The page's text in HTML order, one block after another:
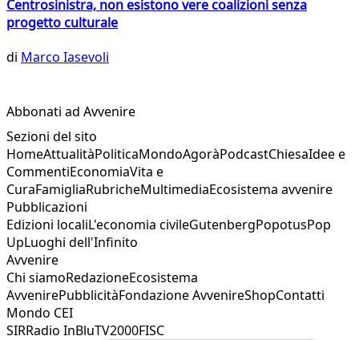
Centrosinistra, non esistono vere coalizioni senza
progetto culturale
di Marco Iasevoli
Abbonati ad Avvenire
Sezioni del sito
HomeAttualitàPoliticaMondoAgoràPodcastChiesaIdee e
CommentiEconomiaVita e
CuraFamigliaRubricheMultimediaEcosistema avvenire
Pubblicazioni
Edizioni localiL'economia civileGutenbergPopotusPop
UpLuoghi dell'Infinito
Avvenire
Chi siamoRedazioneEcosistema
AvvenirePubblicitàFondazione AvvenireShopContatti
Mondo CEI
SIRRadio InBluTV2000FISC